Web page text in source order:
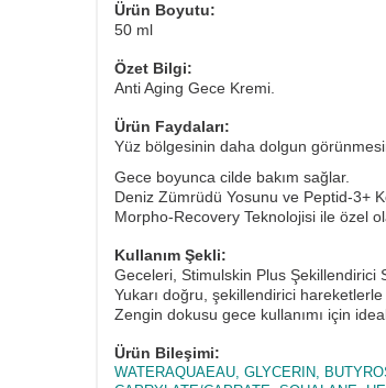
Ürün Boyutu:
50 ml
Özet Bilgi:
Anti Aging Gece Kremi.
Ürün Faydaları:
Yüz bölgesinin daha dolgun
Gece boyunca cilde bakım sağlar.
Deniz Zümrüdü Yosunu ve Peptid-3+
Morpho-Recovery Teknolojisi ile özel
Kullanım Şekli:
Geceleri, Stimulskin Plus Şekillendirici
Yukarı doğru, şekillendirici hareketlerle
Zengin dokusu gece kullanımı için
Ürün Bileşimi:
WATERAQUAEAU, GLYCERIN,